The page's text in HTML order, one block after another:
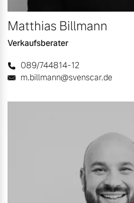
Matthias Billmann
Verkaufsberater
089/744814-12
m.billmann@svenscar.de